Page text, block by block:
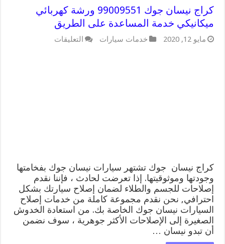
كراج نيسان جوك 99009551 ورشة كهربائي
ميكانيكي خدمة المساعدة على الطريق
مايو 12, 2020 خدمات سيارات التعليقات
كراج نيسان جوك تشتهر سيارات نيسان جوك بفخامتها
وجودتها وموثوقيتها. إذا تعرضت لحادث ، فإننا نقدم
إصلاحات للجسم والطلاء لضمان إصلاح سيارتك بشكل
احترافي, نحن نقدم مجموعة كاملة من خدمات إصلاح
السيارات نيسان جوك الخاصة بك. من استعادة الخدوش
الصغيرة إلى الإصلاحات الأكثر جوهرية ، سوف نضمن
أن تبدو نيسان …